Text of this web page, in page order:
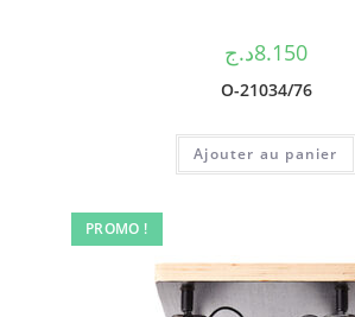
8.150د.ج
O-21034/76
Ajouter au panier
PROMO !